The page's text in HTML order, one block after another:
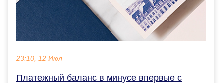
23:10, 12 Июл
Платежный баланс в минусе впервые с